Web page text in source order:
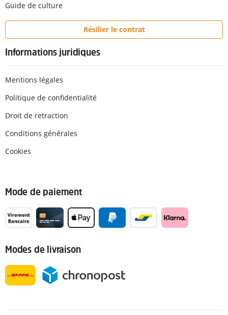
Guide de culture
Résilier le contrat
Informations juridiques
Mentions légales
Politique de confidentialité
Droit de retraction
Conditions générales
Cookies
Mode de paiement
Modes de livraison